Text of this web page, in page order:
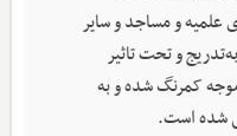
علمیه و مساجد و سایر
و تحت تاثیر
کمرنگ شده و به
شده است.